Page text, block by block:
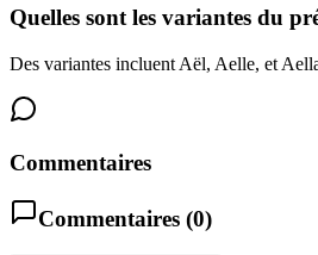
Quelles sont les variantes du
Des variantes incluent Aël, Aelle, et
Commentaires
Commentaires (0)